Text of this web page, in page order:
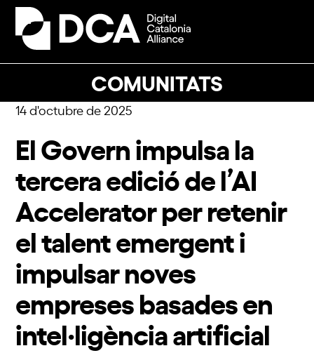
Skip
content
COMUNITATS
Open
mobile
Close
mobile
14 d'octubre de 2025
El Govern impulsa la
tercera edició de l’AI
Accelerator per retenir
el talent emergent i
impulsar noves
empreses basades en
intel·ligència artificial